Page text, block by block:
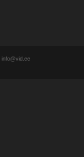
info@vid.ee